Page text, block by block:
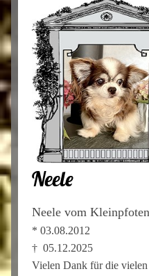
Neele
Neele vom
* 03.08.2012
† 05.12.2025
Vielen Dank für die vielen